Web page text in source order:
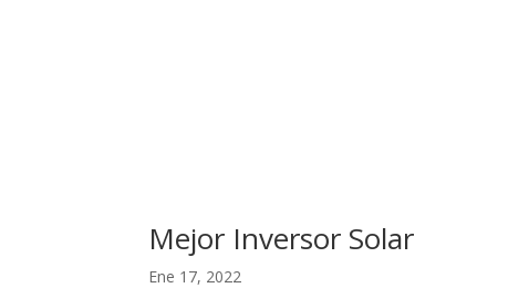
Mejor Inversor Solar
Ene 17, 2022